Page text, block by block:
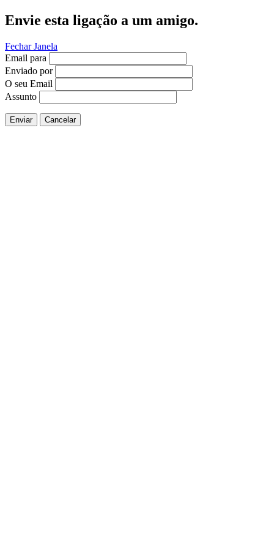
Envie esta ligação a um amigo.
Fechar Janela
Email para
Enviado por
O seu Email
Assunto
Enviar Cancelar